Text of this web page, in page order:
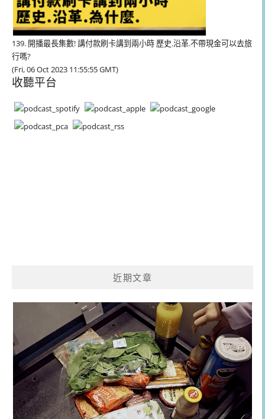
139. 開播最長集數! 講付款刷卡講到兩小時 歷史.沿革.不帶現金可以去旅
行嗎?
(Fri, 06 Oct 2023 11:55:55 GMT)
收聽平台
近期文章